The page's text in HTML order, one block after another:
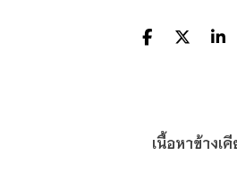
เนื้อหาข้างเคี